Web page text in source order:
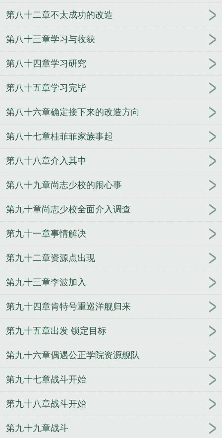
第八十二章不太成功的改造
第八十三章学习与收获
第八十四章学习研究
第八十五章学习完毕
第八十六章确定接下来的改造方向
第八十七章桂菲菲家族事起
第八十八章介入其中
第八十九章尚志少校的闹心事
第九十章尚志少校全面介入调查
第九十一章事情解决
第九十二章资源点出现
第九十三章李波加入
第九十四章肯特号重巡洋舰归来
第九十五章出发 锁定目标
第九十六章偶遇公正学院资源舰队
第九十七章战斗开始
第九十八章战斗开始
第九十九章战斗